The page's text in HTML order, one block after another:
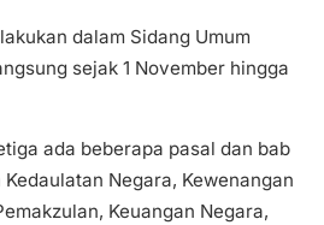
dalam Sidang Umum
sejak 1 November hingga
ada beberapa pasal dan bab
Negara, Kewenangan
Keuangan Negara,